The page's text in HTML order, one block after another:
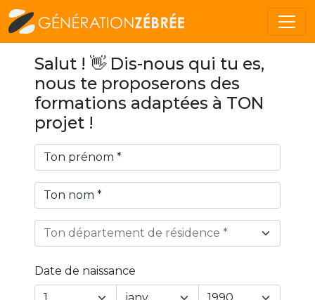
Salut ! 👋 Dis-nous qui tu es,
nous te proposerons des
formations adaptées à TON
projet !
Ton département de résidence *
Date de naissance
Year
Day